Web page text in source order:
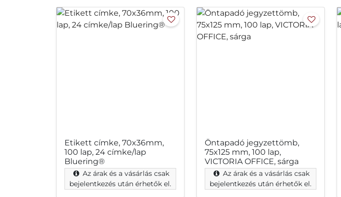
Etikett címke, 70x36mm,
100 lap, 24 címke/lap
Bluering®
Az árak és a vásárlás csak
bejelentkezés után érhetők el.
Öntapadó jegyzettömb,
75x125 mm, 100 lap,
VICTORIA OFFICE, sárga
Az árak és a vásárlás csak
bejelentkezés után érhetők el.